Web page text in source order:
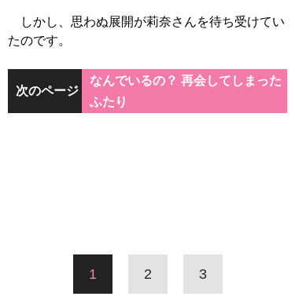
しかし、思わぬ展開が莉奈さんを待ち受けてい
たのです。
次のページ
なんでいるの？ 再会してしまった
ふたり
1 2 3